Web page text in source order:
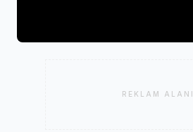
REKLAM ALANI